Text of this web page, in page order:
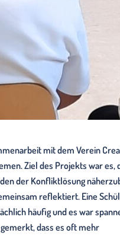
mit dem Verein
Ziel des Projekts war es,
der Konfliktlösung
reflektiert. Eine
häufig und es war
dass es oft mehr